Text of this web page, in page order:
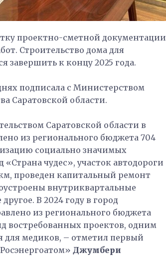
проектно-сметной документации
Строительство дома для
завершить к концу 2025 года.
подписала с Министерством
Саратовской области.
Саратовской области в
из регионального бюджета 704
социально значимых
чудес», участок автодороги
проведен капитальный ремонт
внутриквартальные
В 2024 году в город
из регионального бюджета
востребованных проектов, одним
для медиков, – отметил первый
Джумбери